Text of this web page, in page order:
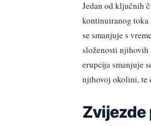
Jedan od ključnih
kontinuiranog toka
se smanjuje s
složenosti njihovih
erupcija smanjuje
njihovoj okolini, te
Zvijezde